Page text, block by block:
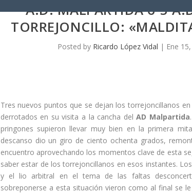
A.D. MALPARTIDA 6-5
TORREJONCILLO:
Posted by Ricardo López Vidal | Ene
Tres nuevos puntos que se dejan los torrejoncillanos
derrotados en su visita a la cancha delAD Malpartida
pringones supieron llevar muy bien en la primera
descanso dio un giro de ciento ochenta grados,
encuentro aprovechando los momentos clave de esta
saber estar de los torrejoncillanos en esos instantes.
y el lio arbitral en el tema de las faltas
sobreponerse a esta situación vieron como al final se